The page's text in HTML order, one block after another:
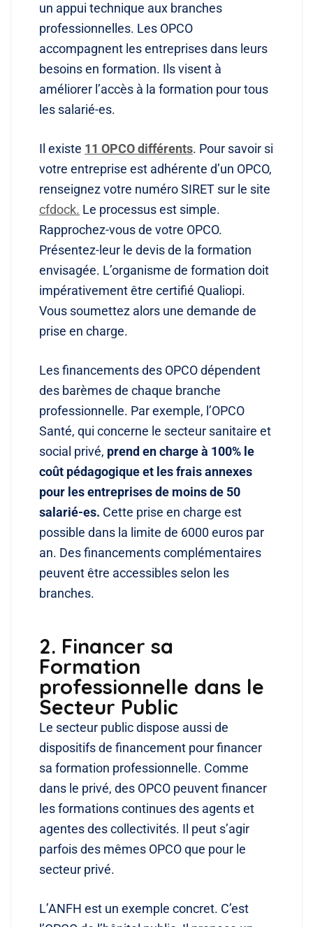
un appui technique aux branches
professionnelles. Les OPCO
accompagnent les entreprises dans leurs
besoins en formation. Ils visent à
améliorer l’accès à la formation pour tous
les salarié-es.
Il existe 11 OPCO différents. Pour savoir si
votre entreprise est adhérente d’un OPCO,
renseignez votre numéro SIRET sur le site
cfdock. Le processus est simple.
Rapprochez-vous de votre OPCO.
Présentez-leur le devis de la formation
envisagée. L’organisme de formation doit
impérativement être certifié Qualiopi.
Vous soumettez alors une demande de
prise en charge.
Les financements des OPCO dépendent
des barèmes de chaque branche
professionnelle. Par exemple, l’OPCO
Santé, qui concerne le secteur sanitaire et
social privé, prend en charge à 100% le
coût pédagogique et les frais annexes
pour les entreprises de moins de 50
salarié-es. Cette prise en charge est
possible dans la limite de 6000 euros par
an. Des financements complémentaires
peuvent être accessibles selon les
branches.
2. Financer sa
Formation
professionnelle dans le
Secteur Public
Le secteur public dispose aussi de
dispositifs de financement pour financer
sa formation professionnelle. Comme
dans le privé, des OPCO peuvent financer
les formations continues des agents et
agentes des collectivités. Il peut s’agir
parfois des mêmes OPCO que pour le
secteur privé.
L’ANFH est un exemple concret. C’est